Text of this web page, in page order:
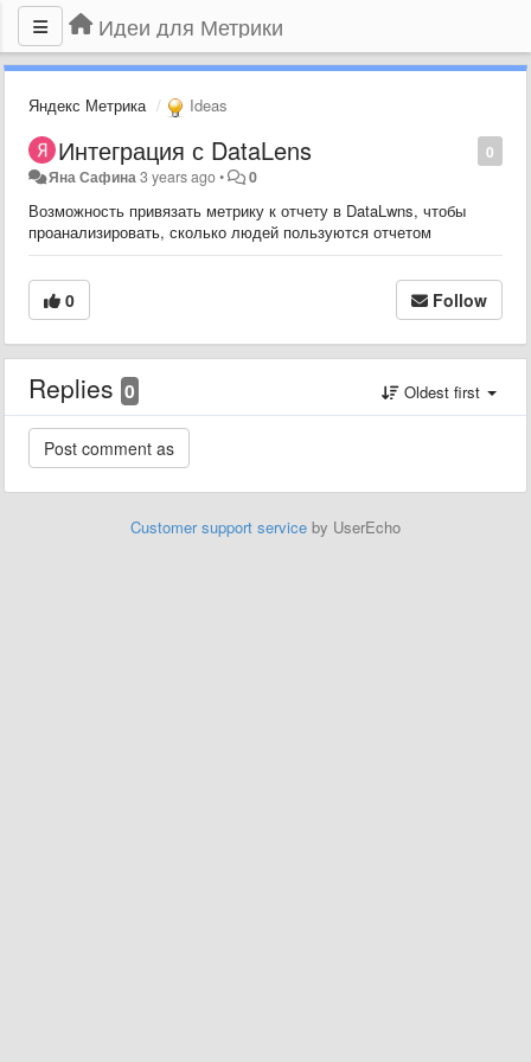
Идеи для Метрики
Яндекс Метрика Ideas
0
Интеграция с DataLens
Яна Сафина 3 years ago• 0
Возможность привязать метрику к отчету в DataLwns, чтобы
проанализировать, сколько людей пользуются отчетом
0 Follow
Replies 0 Oldest first
Customer support service by UserEcho